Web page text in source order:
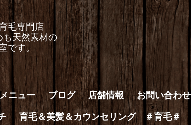
毛専門店
も天然素材の
です。
メニュー ブログ 店舗情報
お問い合わせ
育毛＆美髪＆カウンセリング ＃育毛＃